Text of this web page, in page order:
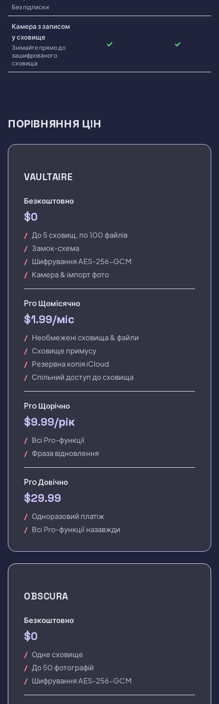
Без пiдписки
Камера з записом
у сховище
Знiмайте прямо до
зашифрованого
сховища
✓ ✓
ПОРIВНЯННЯ ЦIН
VAULTAIRE
Безкоштовно
$0
До 5 сховищ, по 100 файлiв
Замок-схема
Шифрування AES-256-GCM
Камера & iмпорт фото
Pro Щомiсячно
$1.99/мiс
Необмеженi сховища & файли
Сховище примусу
Резервна копiя iCloud
Спiльний доступ до сховища
Pro Щорiчно
$9.99/рiк
Всi Pro-функцiї
Фраза вiдновлення
Pro Довiчно
$29.99
Одноразовий платiж
Всi Pro-функцiї назавжди
OBSCURA
Безкоштовно
$0
Одне сховище
До 50 фотографiй
Шифрування AES-256-GCM